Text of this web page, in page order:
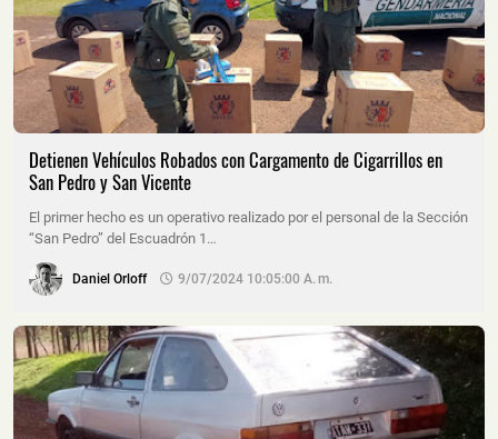
Detienen Vehículos Robados con Cargamento de Cigarrillos en
San Pedro y San Vicente
El primer hecho es un operativo realizado por el personal de la Sección
“San Pedro” del Escuadrón 1…
Daniel Orloff 9/07/2024 10:05:00 A. M.